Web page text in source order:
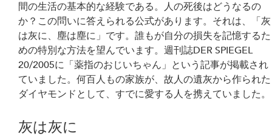
間の生活の基本的な経験である。人の死後はどうなるの
か？この問いに答えられる公式があります。それは、「灰
は灰に、塵は塵に」です。誰もが自分の損失を記憶するた
めの特別な方法を望んでいます。週刊誌DER SPIEGEL
20/2005に「薬指のおじいちゃん」という記事が掲載され
ていました。何百人もの家族が、故人の遺灰から作られた
ダイヤモンドとして、すでに愛する人を携えていました。
灰は灰に